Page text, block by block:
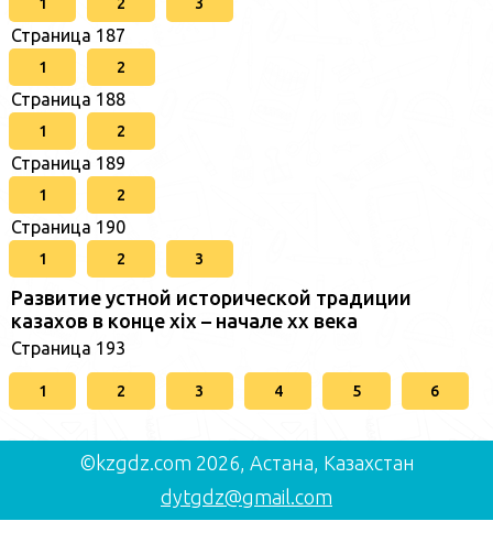
Страница 187
1 2
Страница 188
1 2
Страница 189
1 2
Страница 190
1 2 3
Развитие устной исторической традиции
казахов в конце xіх – начале хх века
Страница 193
1 2 3 4 5 6
©kzgdz.com 2026, Астана, Казахстан
dytgdz@gmail.com